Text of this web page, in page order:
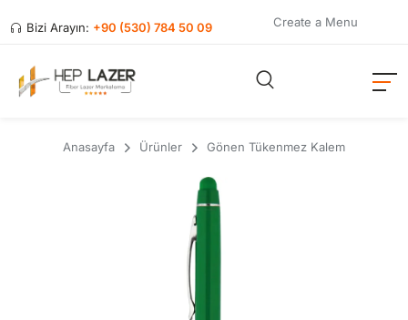
Bizi Arayın: +90 (530) 784 50 09 Create a Menu
Anasayfa Ürünler Gönen Tükenmez Kalem